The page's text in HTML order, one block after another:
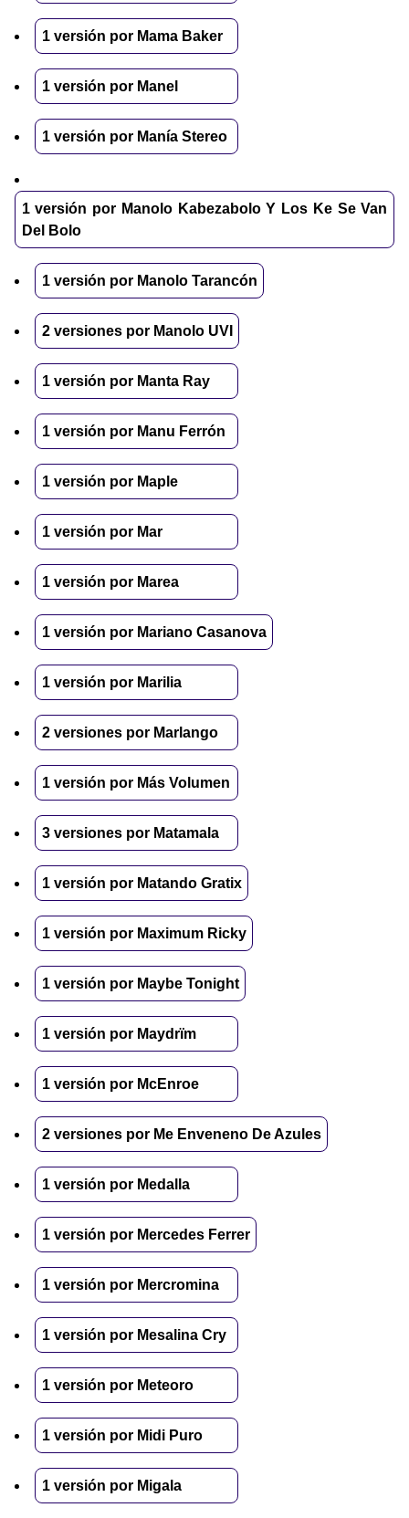
1 versión por Mama Baker
1 versión por Manel
1 versión por Manía Stereo
1 versión por Manolo Kabezabolo Y Los Ke Se Van
Del Bolo
1 versión por Manolo Tarancón
2 versiones por Manolo UVI
1 versión por Manta Ray
1 versión por Manu Ferrón
1 versión por Maple
1 versión por Mar
1 versión por Marea
1 versión por Mariano Casanova
1 versión por Marilia
2 versiones por Marlango
1 versión por Más Volumen
3 versiones por Matamala
1 versión por Matando Gratix
1 versión por Maximum Ricky
1 versión por Maybe Tonight
1 versión por Maydrïm
1 versión por McEnroe
2 versiones por Me Enveneno De Azules
1 versión por Medalla
1 versión por Mercedes Ferrer
1 versión por Mercromina
1 versión por Mesalina Cry
1 versión por Meteoro
1 versión por Midi Puro
1 versión por Migala